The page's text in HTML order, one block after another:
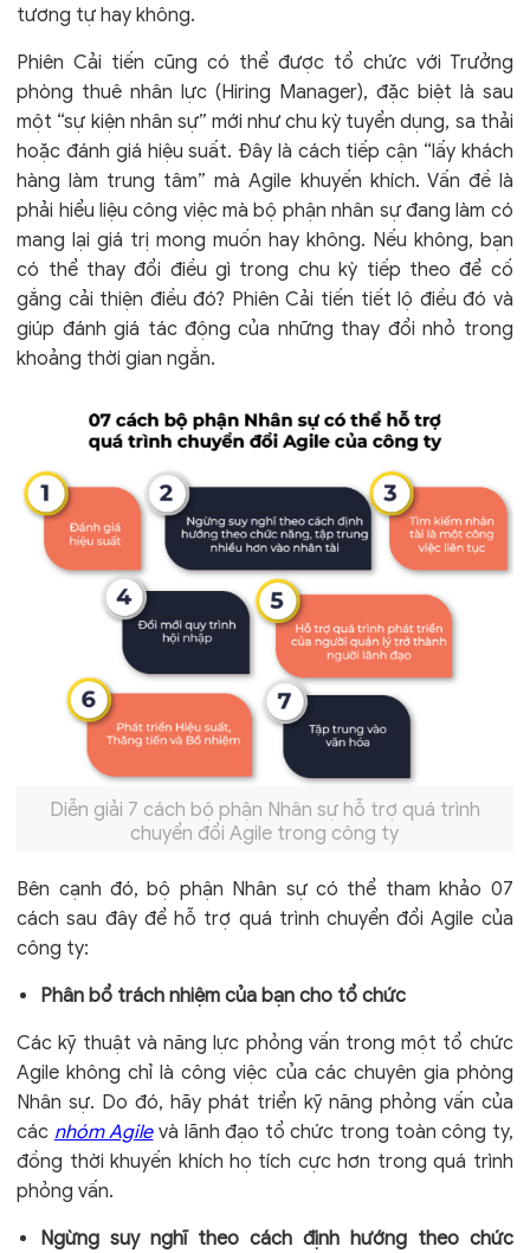
tương tự hay không.
Phiên Cải tiến cũng có thể được tổ chức với Trưởng
phòng thuê nhân lực (Hiring Manager), đặc biệt là sau
một “sự kiện nhân sự” mới như chu kỳ tuyển dụng, sa thải
hoặc đánh giá hiệu suất. Đây là cách tiếp cận “lấy khách
hàng làm trung tâm” mà Agile khuyến khích. Vấn đề là
phải hiểu liệu công việc mà bộ phận nhân sự đang làm có
mang lại giá trị mong muốn hay không. Nếu không, bạn
có thể thay đổi điều gì trong chu kỳ tiếp theo để cố
gắng cải thiện điều đó? Phiên Cải tiến tiết lộ điều đó và
giúp đánh giá tác động của những thay đổi nhỏ trong
khoảng thời gian ngắn.
Diễn giải 7 cách bộ phận Nhân sự hỗ trợ quá trình
chuyển đổi Agile trong công ty
Bên cạnh đó, bộ phận Nhân sự có thể tham khảo 07
cách sau đây để hỗ trợ quá trình chuyển đổi Agile của
công ty:
Phân bổ trách nhiệm của bạn cho tổ chức
Các kỹ thuật và năng lực phỏng vấn trong một tổ chức
Agile không chỉ là công việc của các chuyên gia phòng
Nhân sự. Do đó, hãy phát triển kỹ năng phỏng vấn của
các nhóm Agilevà lãnh đạo tổ chức trong toàn công ty,
đồng thời khuyến khích họ tích cực hơn trong quá trình
phỏng vấn.
Ngừng suy nghĩ theo cách định hướng theo chức